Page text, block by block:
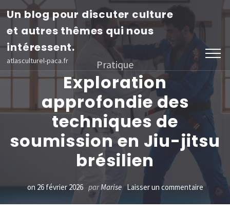
Aller
contenu
(Pressez
Entrée)
Un blog pour discuter culture
et autres thêmes qui nous
intéressent.
atlasculturel-paca.fr Pratique
Exploration
approfondie des
techniques de
soumission en Jiu-jitsu
brésilien
on26 février 2026 parMarise Laisser un commentairesur